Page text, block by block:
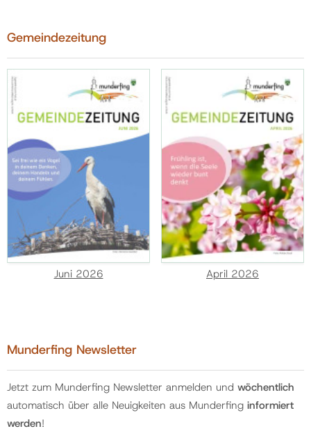
Gemeindezeitung
Juni 2026 April 2026
Munderfing Newsletter
Jetzt zum Munderfing Newsletter anmelden und wöchentlich
automatisch über alle Neuigkeiten aus Munderfing informiert
werden!